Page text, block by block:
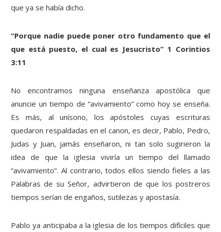
que ya se había dicho.
“Porque nadie puede poner otro fundamento que el
que está puesto, el cual es Jesucristo” 1 Corintios
3:11
No encontramos ninguna enseñanza apostólica que
anuncie un tiempo de “avivamiento” como hoy se enseña.
Es más, al unísono, los apóstoles cuyas escrituras
quedaron respaldadas en el canon, es decir, Pablo, Pedro,
Judas y Juan, jamás enseñaron, ni tan solo sugirieron la
idea de que la iglesia viviría un tiempo del llamado
“avivamiento”. Al contrario, todos ellos siendo fieles a las
Palabras de su Señor, advirtieron de que los postreros
tiempos serían de engaños, sutilezas y apostasía.
Pablo ya anticipaba a la iglesia de los tiempos difíciles que